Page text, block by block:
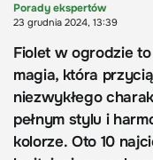
Porady ekspertów
23 grudnia 2024, 13:39
Fiolet w ogrodzie
magia, która
niezwykłego
pełnym stylu i
kolorze. Oto 10